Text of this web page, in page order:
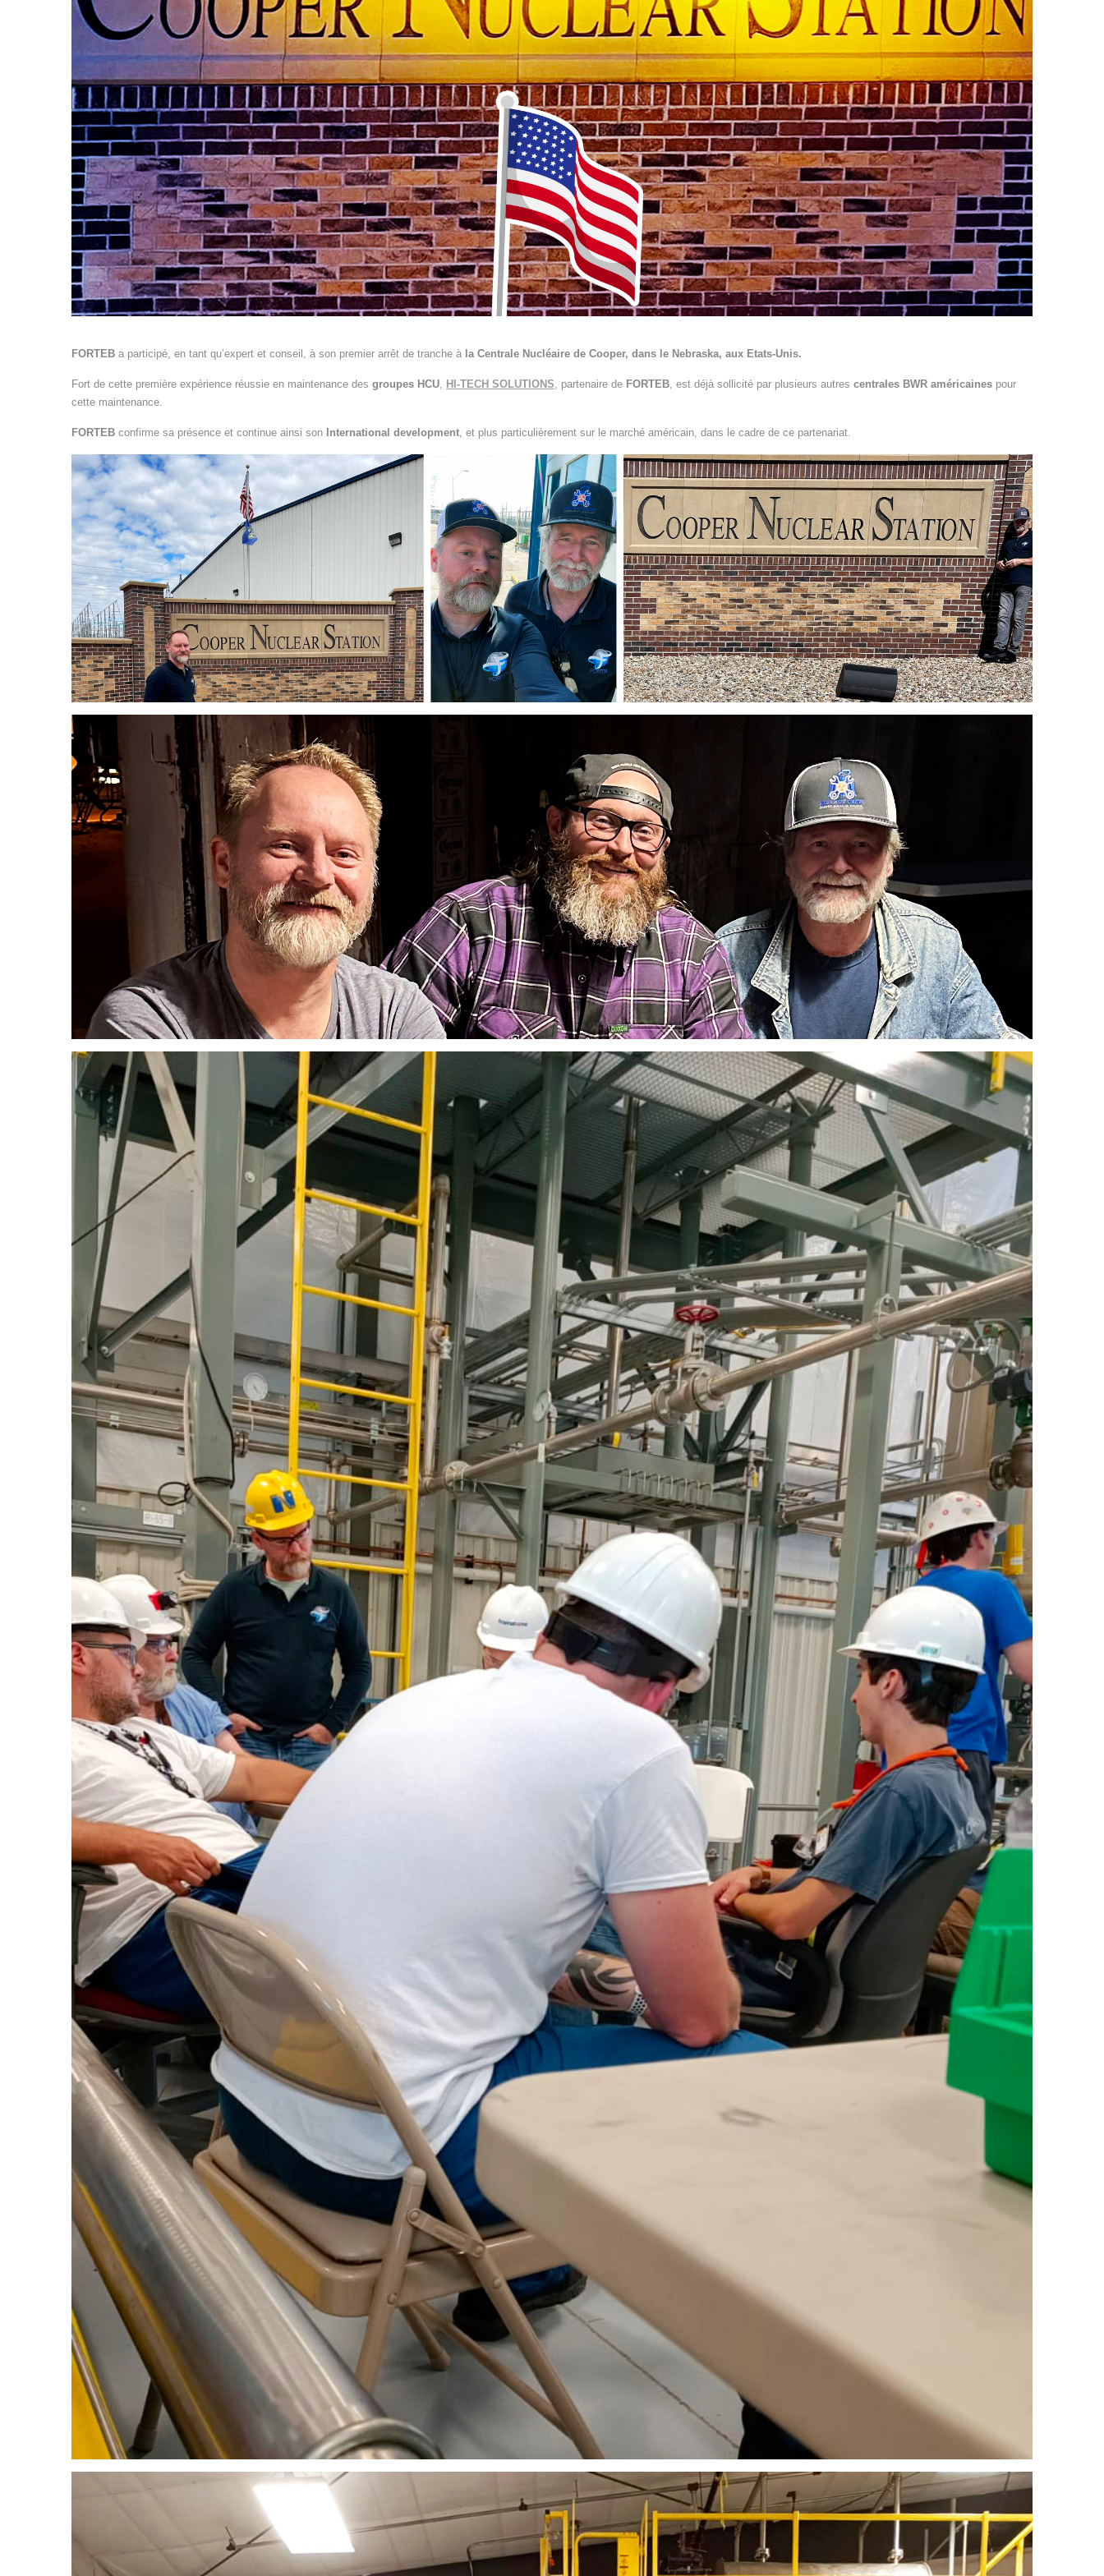
FORTEB a participé, en tant qu’expert et conseil, à son premier arrêt de tranche à la Centrale Nucléaire de Cooper, dans le Nebraska, aux Etats-Unis.
Fort de cette première expérience réussie en maintenance des groupes HCU, HI-TECH SOLUTIONS, partenaire de FORTEB, est déjà sollicité par plusieurs autres centrales BWR américaines pour
cette maintenance.
FORTEB confirme sa présence et continue ainsi son International development, et plus particulièrement sur le marché américain, dans le cadre de ce partenariat.